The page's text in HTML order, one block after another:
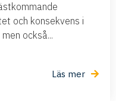
och konsekvens i
också...
Läs mer